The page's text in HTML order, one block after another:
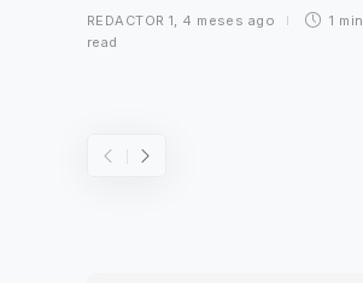
REDACTOR 1, 4 meses ago
1 min
read